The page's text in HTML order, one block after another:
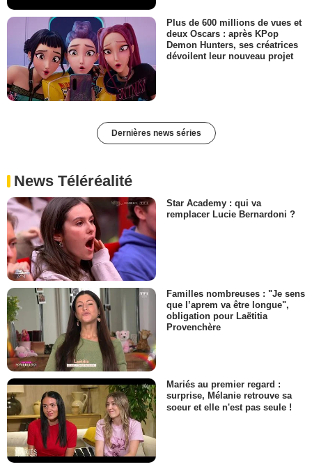
Plus de 600 millions de vues et
deux Oscars : après KPop
Demon Hunters, ses créatrices
dévoilent leur nouveau projet
Dernières news séries
News Téléréalité
Star Academy : qui va
remplacer Lucie Bernardoni ?
Familles nombreuses : "Je sens
que l’aprem va être longue",
obligation pour Laëtitia
Provenchère
Mariés au premier regard :
surprise, Mélanie retrouve sa
soeur et elle n'est pas seule !